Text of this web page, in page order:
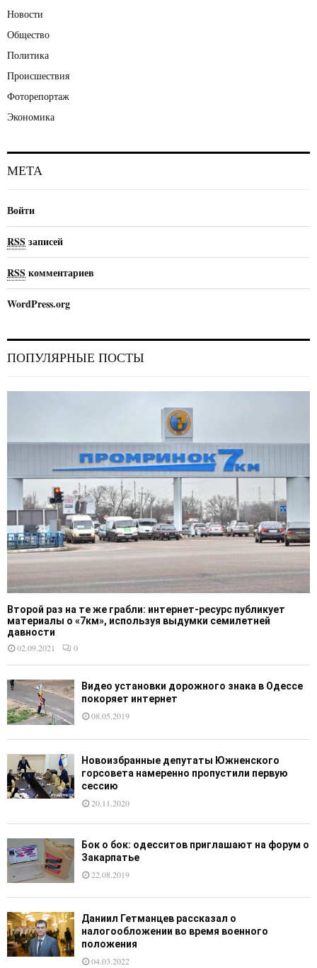
Новости
Общество
Политика
Происшествия
Фоторепортаж
Экономика
МЕТА
Войти
RSS записей
RSS комментариев
WordPress.org
ПОПУЛЯРНЫЕ ПОСТЫ
Второй раз на те же грабли: интернет-ресурс публикует
материалы о «7км», используя выдумки семилетней
давности
02.09.2021
0
Видео установки дорожного знака в Одессе
покоряет интернет
08.05.2019
Новоизбранные депутаты Южненского
горсовета намеренно пропустили первую
сессию
20.11.2020
Бок о бок: одесситов приглашают на форум о
Закарпатье
22.08.2019
Даниил Гетманцев рассказал о
налогообложении во время военного
положения
04.03.2022